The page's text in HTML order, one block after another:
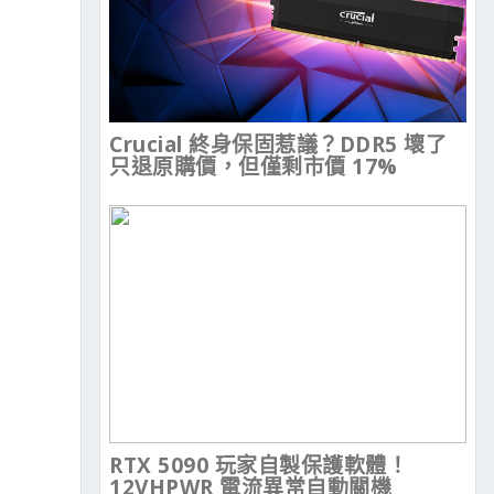
Crucial 終身保固惹議？DDR5 壞了
只退原購價，但僅剩市價 17%
RTX 5090 玩家自製保護軟體！
12VHPWR 電流異常自動關機